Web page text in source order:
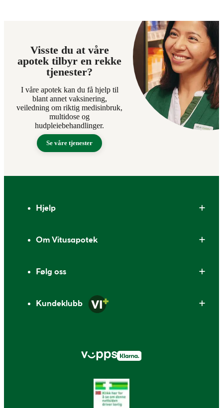
Visste du at våre
apotek tilbyr en rekke
tjenester?
I våre apotek kan du få hjelp til
blant annet vaksinering,
veiledning om riktig medisinbruk,
multidose og
hudpleiebehandlinger.
Se våre tjenester
Hjelp
Om Vitusapotek
Følg oss
Kundeklubb